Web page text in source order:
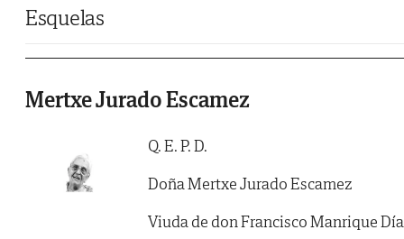
Esquelas
Mertxe Jurado Escamez
Q. E. P. D.
Doña Mertxe Jurado Escamez
Viuda de don Francisco Manrique